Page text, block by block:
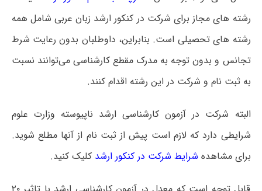
رشته های مجاز برای شرکت در کنکور ارشد زبان عربی شامل همه
رشته های تحصیلی است‌. بنابراین، داوطلبان بدون رعایت شرط
تجانس و بدون توجه به مدرک مقطع کارشناسی می‌توانند نسبت
به ثبت نام و شرکت در این رشته اقدام کنند.
البته شرکت در آزمون کارشناسی ارشد ناپیوسته وزارت علوم
شرایطی دارد که لازم است پیش از ثبت نام از آنها مطلع شوید.
برای مشاهده شرایط شرکت در کنکور ارشد کلیک کنید.